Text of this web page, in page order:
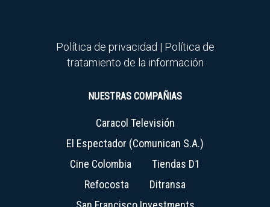
Política de privacidad | Política de
tratamiento de la información
NUESTRAS COMPAÑIAS
Caracol Televisión
El Espectador (Comunican S.A.)
Cine Colombia
Tiendas D1
Refocosta
Ditransa